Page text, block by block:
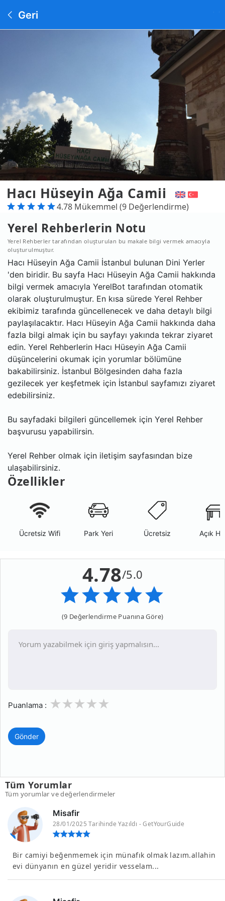
Geri
Hacı Hüseyin Ağa Camii
4.78 Mükemmel (9 Değerlendirme)
Yerel Rehberlerin Notu
Yerel Rehberler tarafından oluşturulan bu makale bilgi vermek amacıyla
oluşturulmuştur.
Hacı Hüseyin Ağa Camii İstanbul bulunan Dini Yerler
'den biridir. Bu sayfa Hacı Hüseyin Ağa Camii hakkında
bilgi vermek amacıyla YerelBot tarafından otomatik
olarak oluşturulmuştur. En kısa sürede Yerel Rehber
ekibimiz tarafında güncellenecek ve daha detaylı bilgi
paylaşılacaktır. Hacı Hüseyin Ağa Camii hakkında daha
fazla bilgi almak için bu sayfayı yakında tekrar ziyaret
edin. Yerel Rehberlerin Hacı Hüseyin Ağa Camii
düşüncelerini okumak için yorumlar bölümüne
bakabilirsiniz. İstanbul Bölgesinden daha fazla
gezilecek yer keşfetmek için İstanbul sayfamızı ziyaret
edebilirsiniz.
Bu sayfadaki bilgileri güncellemek için Yerel Rehber
başvurusu yapabilirsin.
Yerel Rehber olmak için iletişim sayfasından bize
ulaşabilirsiniz.
Özellikler
Ücretsiz Wifi Park Yeri Ücretsiz Açık
4.78/5.0
(9 Değerlendirme Puanına Göre)
Puanlama : 3
2
1
Gönder
Tüm Yorumlar
Tüm yorumlar ve değerlendirmeler
Misafir
28/01/2025 Tarihinde Yazıldı - GetYourGuide
Bir camiyi beğenmemek için münafık olmak lazım.allahin
evi dünyanın en güzel yeridir vesselam...